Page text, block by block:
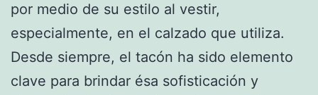
por medio de su estilo al vestir,
especialmente, en el calzado que utiliza.
Desde siempre, el tacón ha sido elemento
clave para brindar ésa sofisticación y